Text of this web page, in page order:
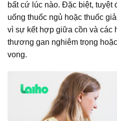
bất cứ lúc nào. Đặc biệt,
uống thuốc ngủ hoặc thuốc
vì sự kết hợp giữa cồn và các
thương gan nghiêm trọng
vong.